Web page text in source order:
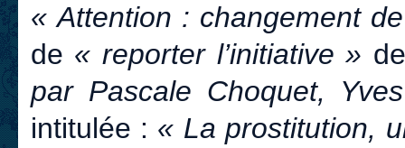
« Attention : changement
de « reporter l’initiative »
par Pascale Choquet,
intitulée : « La prostitution,